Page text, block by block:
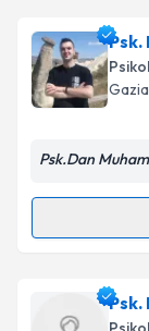
Uzm.
talebi
için bir
E-posta
Psk.
Psk.Dan
Psk.
takvimi
Psk.